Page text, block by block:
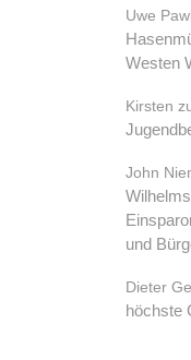
Uwe
Westen
Kirsten
John
und
Dieter
höchste